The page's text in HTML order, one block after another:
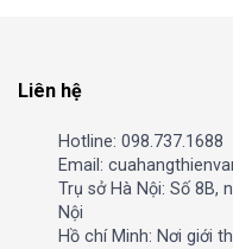
Liên hệ
Hotline: 098.737.1688
Email:
Trụ sở Hà Nội: Số 8B,
Nội
Hồ chí Minh: Nơi giới